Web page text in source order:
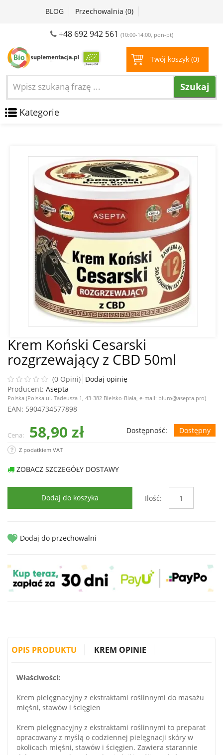
BLOG Przechowalnia (0)
+48 692 942 561 (10:00-14:00, pon-pt)
Twój koszyk (0)
Szukaj
Kategorie
Krem Koński Cesarski
rozgrzewający z CBD 50ml
(0 Opini) Dodaj opinię
Producent: Asepta
Polska (Polska ul. Tadeusza 1, 43-382 Bielsko-Biała, e-mail: biuro@asepta.pro)
EAN: 5904734577898
Cena: 58,90 zł Dostępność: Dostępny
Z podatkiem VAT
ZOBACZ SZCZEGÓŁY DOSTAWY
Dodaj do koszyka Ilość:
Dodaj do przechowalni
OPIS PRODUKTU KREM OPINIE
Właściwości:
Krem pielęgnacyjny z ekstraktami roślinnymi do masażu
mięśni, stawów i ścięgien
Krem pielęgnacyjny z ekstraktami roślinnymi to preparat
opracowany z myślą o codziennej pielęgnacji skóry w
okolicach mięśni, stawów i ścięgien. Zawiera starannie